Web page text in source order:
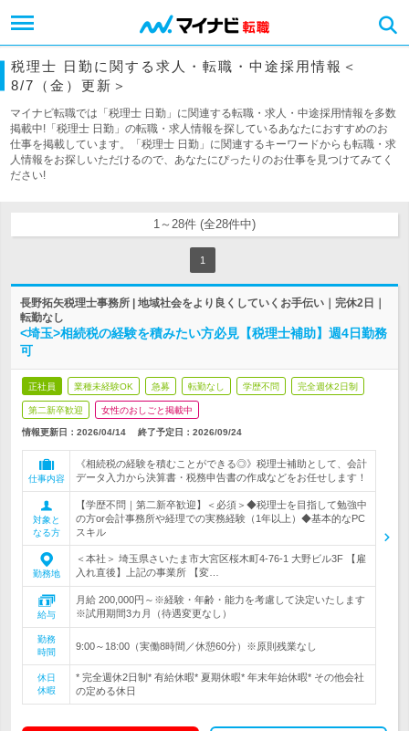
税理士 日勤に関する求人・転職・中途採用情報＜
8/7（金）更新＞
マイナビ転職では「税理士 日勤」に関連する転職・求人・中途採用情報を多数
掲載中!「税理士 日勤」の転職・求人情報を探しているあなたにおすすめのお
仕事を掲載しています。「税理士 日勤」に関連するキーワードからも転職・求
人情報をお探しいただけるので、あなたにぴったりのお仕事を見つけてみてく
ださい!
1～28件 (全28件中)
1
長野拓矢税理士事務所 | 地域社会をより良くしていくお手伝い｜完休2日｜
転勤なし
<埼玉>相続税の経験を積みたい方必見【税理士補助】週4日勤務
可
正社員 業種未経験OK 急募 転勤なし 学歴不問 完全週休2日制
第二新卒歓迎 女性のおしごと掲載中
情報更新日：2026/04/14 終了予定日： 2026/09/24
仕事内容
《相続税の経験を積むことができる◎》税理士補助として、会計
データ入力から決算書・税務申告書の作成などをお任せします！
対象と
なる方
【学歴不問｜第二新卒歓迎】＜必須＞◆税理士を目指して勉強中
の方or会計事務所や経理での実務経験（1年以上）◆基本的なPC
スキル
勤務地
＜本社＞ 埼玉県さいたま市大宮区桜木町4-76-1 大野ビル3F 【雇
入れ直後】上記の事業所 【変…
給与
月給 200,000円～※経験・年齢・能力を考慮して決定いたします
※試用期間3カ月（待遇変更なし）
勤務
時間
9:00～18:00（実働8時間／休憩60分）※原則残業なし
休日
休暇
* 完全週休2日制* 有給休暇* 夏期休暇* 年末年始休暇* その他会社
の定める休日